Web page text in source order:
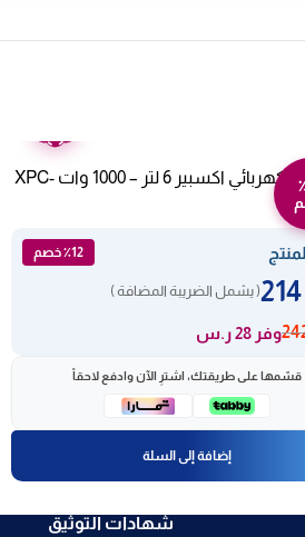
قدر ضغط كهربائي اكسبير 6 لتر – 1000 وات XPC-
٪12 خصم
( يشمل الضريبة المضافة )
وفر 28 ر.س
قسّمها على طريقتك، اشترِ الآن وادفع لاحقاً
إضافة إلى السلة
شهادات التوثيق